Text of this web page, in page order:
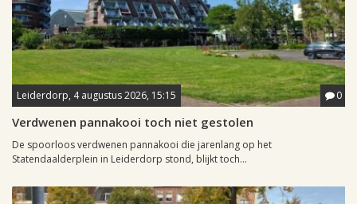
Leiderdorp, 4 augustus 2026, 15:15 0
Verdwenen pannakooi toch niet gestolen
De spoorloos verdwenen pannakooi die jarenlang op het
Statendaalderplein in Leiderdorp stond, blijkt toch...